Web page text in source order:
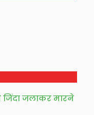
जिंदा जलाकर मारने